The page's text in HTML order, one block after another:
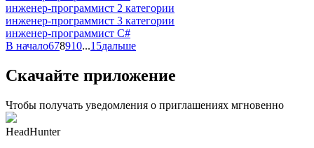
инженер-программист 2 категории
инженер-программист 3 категории
инженер-программист C#
В начало678910...15дальше
Скачайте приложение
Чтобы получать уведомления о приглашениях мгновенно
HeadHunter